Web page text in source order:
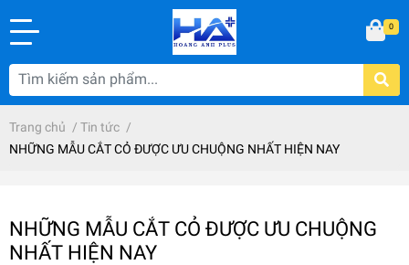
0
Trang chủ / Tin tức /
NHỮNG MẪU CẮT CỎ ĐƯỢC ƯU CHUỘNG NHẤT HIỆN NAY
NHỮNG MẪU CẮT CỎ ĐƯỢC ƯU CHUỘNG
NHẤT HIỆN NAY